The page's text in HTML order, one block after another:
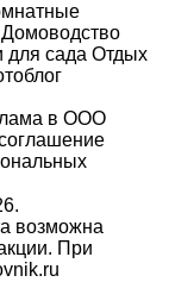
Домоводство
для сада Отдых
в ООО
возможна
При